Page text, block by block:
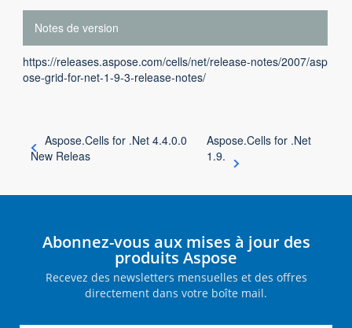
Notes de version
https://releases.aspose.com/cells/net/release-notes/2007/asp
ose-grid-for-net-1-9-3-release-notes/
Aspose.Cells for .Net 4.4.0.0
New Releas
Aspose.Cells for .Net
1.9.
Abonnez-vous aux mises à jour des
produits Aspose
Recevez des newsletters mensuelles et des offres
directement dans votre boîte mail.